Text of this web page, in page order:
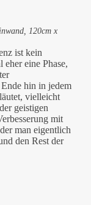
120cm x
ist kein
eher eine Phase,
hin in jedem
vielleicht
geistigen
mit
man eigentlich
den Rest der